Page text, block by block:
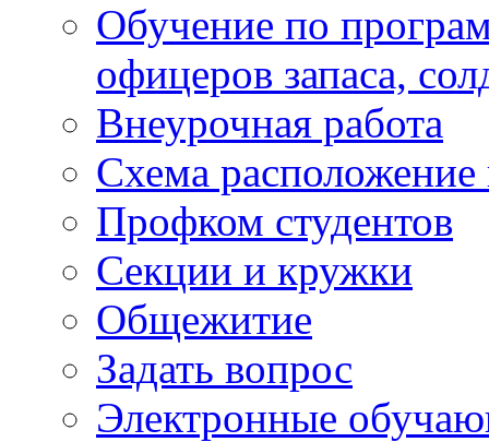
Обучение по
офицеров запаса,
Внеурочная работа
Схема расположение
Профком студентов
Секции и кружки
Общежитие
Задать вопрос
Электронные